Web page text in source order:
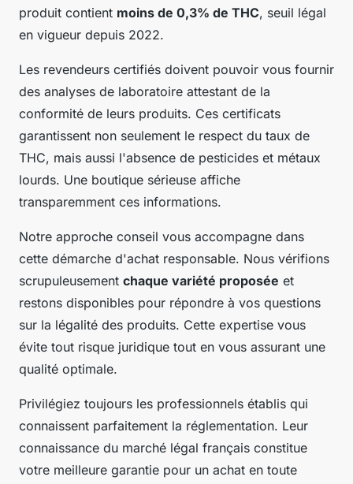
produit contient moins de 0,3% de THC, seuil légal
en vigueur depuis 2022.
Les revendeurs certifiés doivent pouvoir vous fournir
des analyses de laboratoire attestant de la
conformité de leurs produits. Ces certificats
garantissent non seulement le respect du taux de
THC, mais aussi l'absence de pesticides et métaux
lourds. Une boutique sérieuse affiche
transparemment ces informations.
Notre approche conseil vous accompagne dans
cette démarche d'achat responsable. Nous vérifions
scrupuleusement chaque variété proposée et
restons disponibles pour répondre à vos questions
sur la légalité des produits. Cette expertise vous
évite tout risque juridique tout en vous assurant une
qualité optimale.
Privilégiez toujours les professionnels établis qui
connaissent parfaitement la réglementation. Leur
connaissance du marché légal français constitue
votre meilleure garantie pour un achat en toute